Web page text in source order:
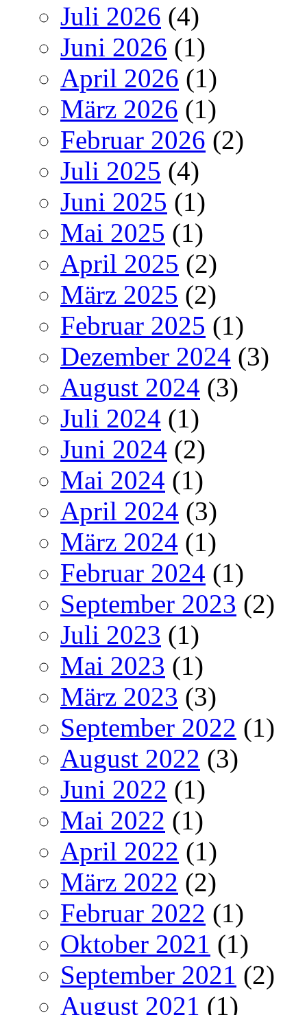
Juli 2026 (4)
Juni 2026 (1)
April 2026 (1)
März 2026 (1)
Februar 2026 (2)
Juli 2025 (4)
Juni 2025 (1)
Mai 2025 (1)
April 2025 (2)
März 2025 (2)
Februar 2025 (1)
Dezember 2024 (3)
August 2024 (3)
Juli 2024 (1)
Juni 2024 (2)
Mai 2024 (1)
April 2024 (3)
März 2024 (1)
Februar 2024 (1)
September 2023 (2)
Juli 2023 (1)
Mai 2023 (1)
März 2023 (3)
September 2022 (1)
August 2022 (3)
Juni 2022 (1)
Mai 2022 (1)
April 2022 (1)
März 2022 (2)
Februar 2022 (1)
Oktober 2021 (1)
September 2021 (2)
August 2021 (1)